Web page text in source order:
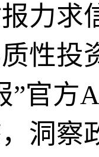
力求
性投
”官方
洞察